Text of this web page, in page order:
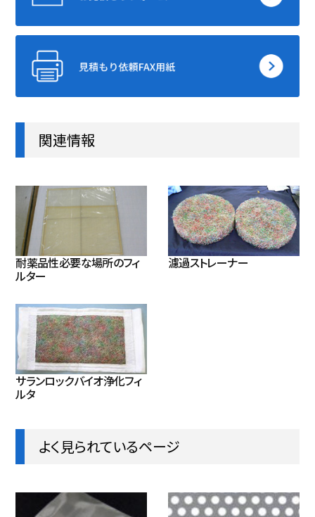
関連情報
耐薬品性必要な場所のフィ
ルター
濾過ストレーナー
サランロックバイオ浄化フィ
ルタ
よく見られているページ